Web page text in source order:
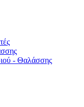
- Θαλάσσης